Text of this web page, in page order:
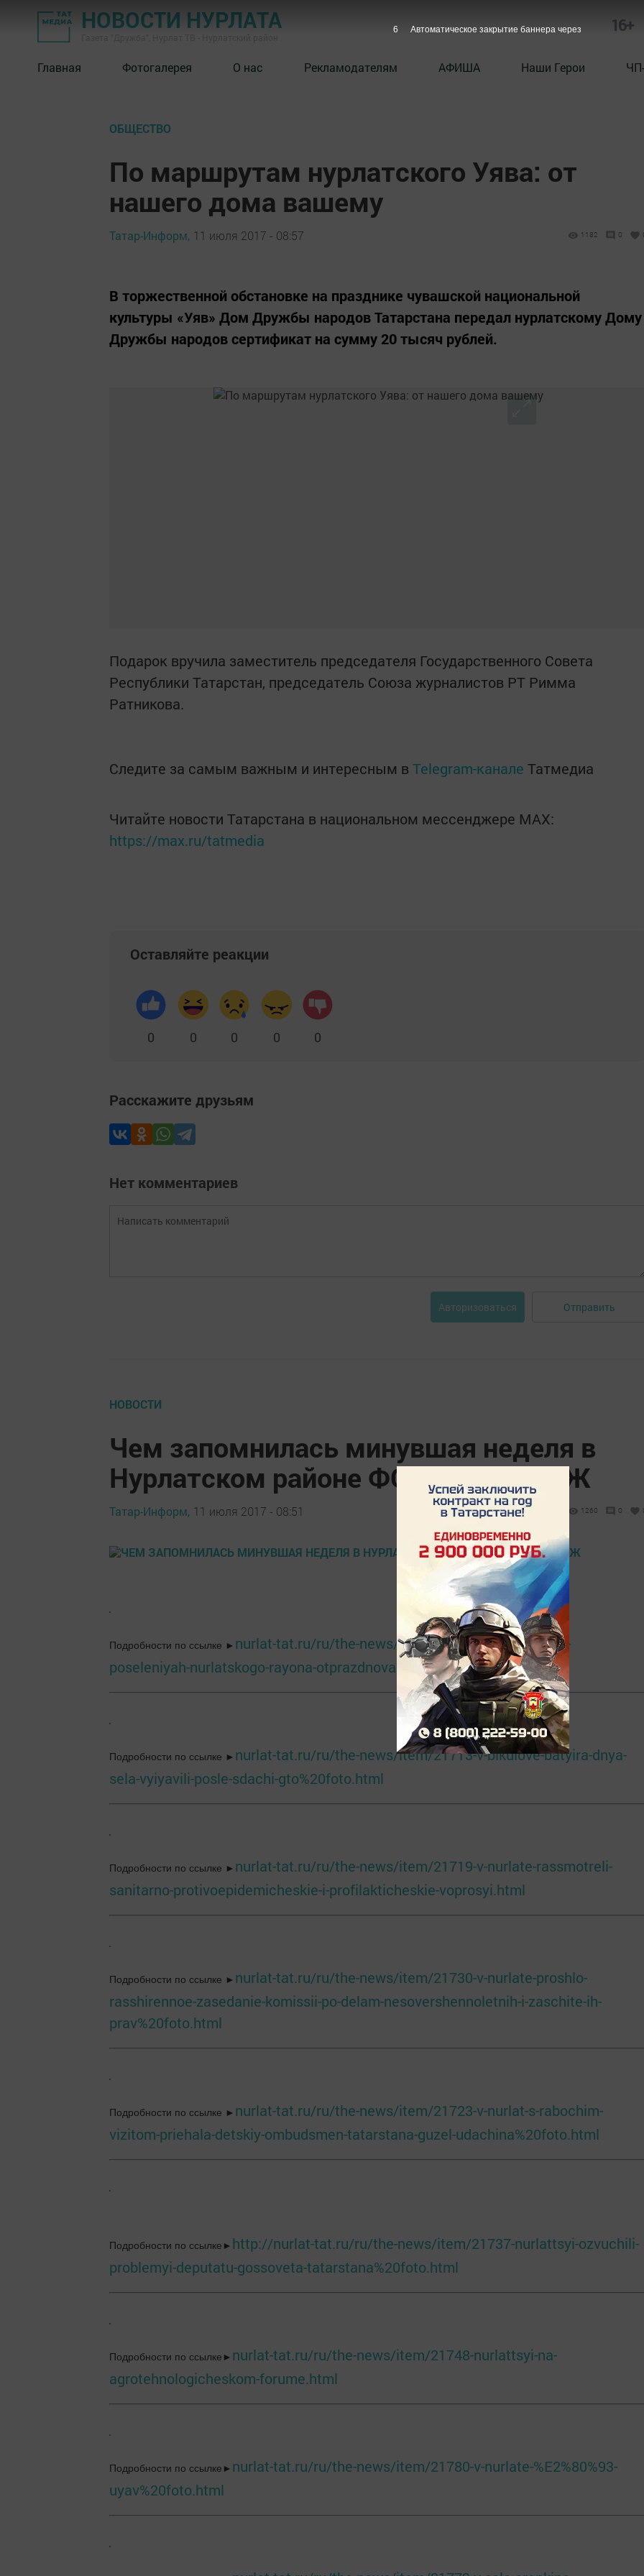
НОВОСТИ НУРЛАТА 16+
Главная Фотогалерея О нас Рекламодателям АФИША Наши Герои
ОБЩЕСТВО
По маршрутам нурлатского Уява: от
нашего дома вашему
Татар-Информ, 11 июля 2017 - 08:57 1182 0
В торжественной обстановке на празднике чувашской национальной
культуры «Уяв» Дом Дружбы народов Татарстана передал нурлатскому Дому
Дружбы народов сертификат на сумму 20 тысяч рублей.
Подарок вручила заместитель председателя Государственного Совета
Республики Татарстан, председатель Союза журналистов РТ Римма
Ратникова.
Следите за самым важным и интересным в Telegram-канале Татмедиа
Читайте новости Татарстана в национальном мессенджере MАХ:
https://max.ru/tatmedia
Оставляйте реакции
0 0 0 0 0
Расскажите друзьям
Нет комментариев
Авторизоваться Отправить
НОВОСТИ
Чем запомнилась минувшая неделя в
Нурлатском районе ФОТОРЕПОРТАЖ
Татар-Информ, 11 июля 2017 - 08:51 1260 0
Подробности по ссылке ► nurlat-tat.ru/ru/the-news/item/21708-v-pyati-selskih-
poseleniyah-nurlatskogo-rayona-otprazdnovali-sabantuy%20foto.html
Подробности по ссылке ► nurlat-tat.ru/ru/the-news/item/21713-v-bikulove-batyira-dnya-
sela-vyiyavili-posle-sdachi-gto%20foto.html
Подробности по ссылке ► nurlat-tat.ru/ru/the-news/item/21719-v-nurlate-rassmotreli-
sanitarno-protivoepidemicheskie-i-profilakticheskie-voprosyi.html
Подробности по ссылке ► nurlat-tat.ru/ru/the-news/item/21730-v-nurlate-proshlo-
rasshirennoe-zasedanie-komissii-po-delam-nesovershennoletnih-i-zaschite-ih-
prav%20foto.html
Подробности по ссылке ► nurlat-tat.ru/ru/the-news/item/21723-v-nurlat-s-rabochim-
vizitom-priehala-detskiy-ombudsmen-tatarstana-guzel-udachina%20foto.html
Подробности по ссылке► http://nurlat-tat.ru/ru/the-news/item/21737-nurlattsyi-ozvuchili-
problemyi-deputatu-gossoveta-tatarstana%20foto.html
Подробности по ссылке► nurlat-tat.ru/ru/the-news/item/21748-nurlattsyi-na-
agrotehnologicheskom-forume.html
Подробности по ссылке► nurlat-tat.ru/ru/the-news/item/21780-v-nurlate-%E2%80%93-
uyav%20foto.html
5 Автоматическое закрытие баннера через